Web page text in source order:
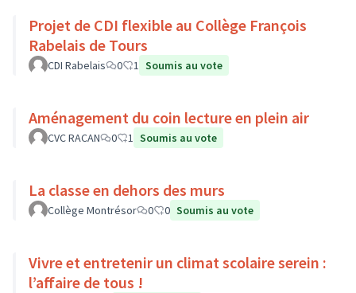
Projet de CDI flexible au Collège François
Rabelais de Tours
CDI Rabelais 0 1 Soumis au vote
Aménagement du coin lecture en plein air
CVC RACAN 0 1 Soumis au vote
La classe en dehors des murs
Collège Montrésor 0 0 Soumis au vote
Vivre et entretenir un climat scolaire serein :
l’affaire de tous !